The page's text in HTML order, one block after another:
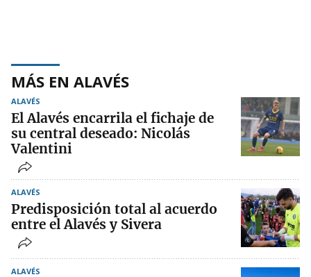
MÁS EN ALAVÉS
ALAVÉS
El Alavés encarrila el fichaje de
su central deseado: Nicolás
Valentini
ALAVÉS
Predisposición total al acuerdo
entre el Alavés y Sivera
ALAVÉS